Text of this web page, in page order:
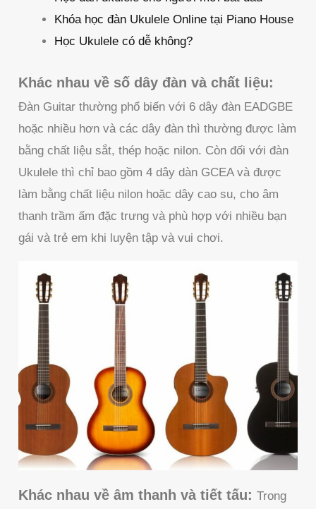
Khóa học đàn Ukulele Online tại Piano House
Học Ukulele có dễ không?
Khác nhau về số dây đàn và chất liệu:
Đàn Guitar thường phổ biến với 6 dây đàn EADGBE
hoặc nhiều hơn và các dây đàn thì thường được làm
bằng chất liệu sắt, thép hoặc nilon. Còn đối với đàn
Ukulele thì chỉ bao gồm 4 dây dàn GCEA và được
làm bằng chất liệu nilon hoặc dây cao su, cho âm
thanh trầm ấm đặc trưng và phù hợp với nhiều bạn
gái và trẻ em khi luyện tập và vui chơi.
Khác nhau về âm thanh và tiết tấu:Trong